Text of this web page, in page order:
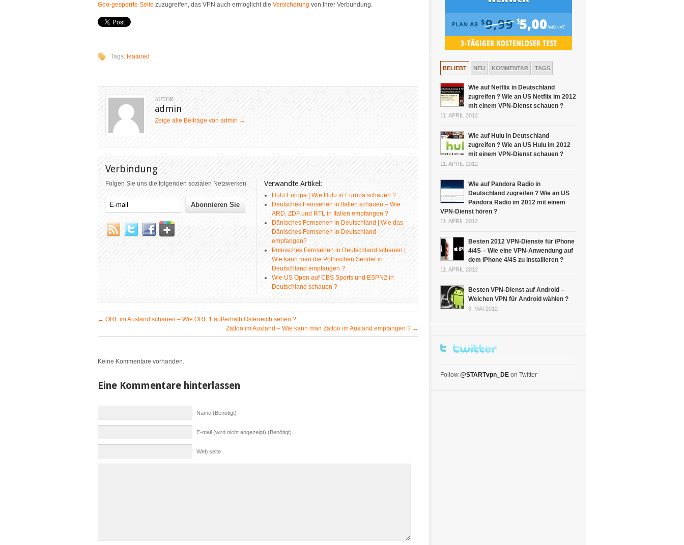
Geo-gesperrte Seite zuzugreifen, das VPN auch ermöglicht die Versicherung von Ihrer Verbundung.
Tags: featured
AUTOR:
admin
Zeige alle Beiträge von admin →
Verbindung
Folgen Sie uns die folgenden sozialen Netzwerken Verwandte Artikel:
Hulu Europa | Wie Hulu in Europa schauen ?
Deutsches Fernsehen in Italien schauen – Wie
ARD, ZDF und RTL in Italien empfangen ?
Dänisches Fernsehen in Deutschland | Wie das
Dänisches Fernsehen in Deutschland
empfangen?
Polnisches Fernsehen in Deutschland schauen |
Wie kann man die Polnischen Sender in
Deutschland empfangen ?
Wie US Open auf CBS Sports und ESPN2 in
Deutschland schauen ?
← ORF im Ausland schauen – Wie ORF 1 außerhalb Österreich sehen ?
Zattoo im Ausland – Wie kann man Zattoo im Ausland empfangen ? →
Keine Kommentare vorhanden.
Eine Kommentare hinterlassen
Name (Benötigt)
E-mail (wird nicht angezeigt) (Benötigt)
Web seite
BELIEBT NEU KOMMENTAR TAGS
Wie auf Netflix in Deutschland
zugreifen ? Wie an US Netflix im 2012
mit einem VPN-Dienst schauen ?
11. APRIL 2012
Wie auf Hulu in Deutschland
zugreifen ? Wie an US Hulu im 2012
mit einem VPN-Dienst schauen ?
11. APRIL 2012
Wie auf Pandora Radio in
Deutschland zugreifen ? Wie an US
Pandora Radio im 2012 mit einem
VPN-Dienst hören ?
11. APRIL 2012
Besten 2012 VPN-Dienste für iPhone
4/4S – Wie eine VPN-Anwendung auf
dem iPhone 4/4S zu installieren ?
11. APRIL 2012
Besten VPN-Dienst auf Android –
Welchen VPN für Android wählen ?
9. MAI 2012
Follow @STARTvpn_DE on Twitter